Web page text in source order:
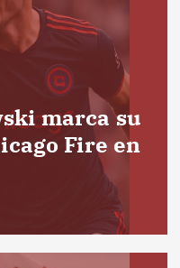
marca su
Fire en